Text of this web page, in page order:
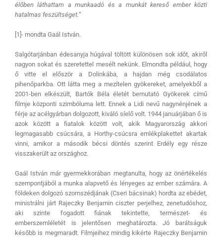
élőben láthattam a munkaadó és a munkát kereső ember közti
hatalmas feszültséget.”
[1]- mondta Gaál István.
Salgótarjánban édesanyja húgával töltött különösen sok időt, akiről
nagyon sokat és szeretettel mesélt nekünk. Elmondta például, hogy
ő vitte el először a Dolinkába, a hajdan még csodálatos
pihenőparkba. Ott látta meg a mezítelen gyökereket, amelyekből a
2001-ben elkészült, Bartók Béla életét bemutató Gyökerek című
filmje központi szimbóluma lett. Ennek a Lidi nevű nagynénjének a
férje az acélgyárban dolgozott, kiváló síelő volt. 1944 januárjában ő is
azok között a fiatalok között volt, akik Magyarország akkori
legmagasabb csúcsára, a Horthy-csúcsra emlékplakettet akartak
vinni, amikor a második bécsi döntés szerint Erdély egy része
visszakerült az országhoz.
Gaál István már gyermekkorában megtanulta, hogy az önértékelés
szempontjából a munka alapvető és lényeges az ember számára. A
földeken dolgozó szomszédjának (Cseri bácsinak) hordta az ebédet,
ministrálni járt Rajeczky Benjamin ciszter perjelhez, zenetudóshoz,
aki szinte fogadott fiának tekintette, természet- és
emberszemléletét is jelentősen meghatározta. Jó barátságuk
később is megmaradt. Filmjeihez mindig kikérte Rajeczky Benjamin